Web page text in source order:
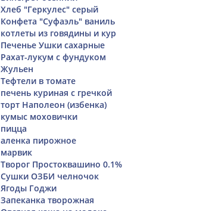
Хлеб "Геркулес" серый
Конфета "Суфаэль" ваниль
котлеты из говядины и кур
Печенье Ушки сахарные
Рахат-лукум с фундуком
Жульен
Тефтели в томате
печень куриная с гречкой
торт Наполеон (избенка)
кумыс моховички
пицца
аленка пирожное
марвик
Творог Простоквашино 0.1%
Сушки ОЗБИ челночок
Ягоды Годжи
Запеканка творожная